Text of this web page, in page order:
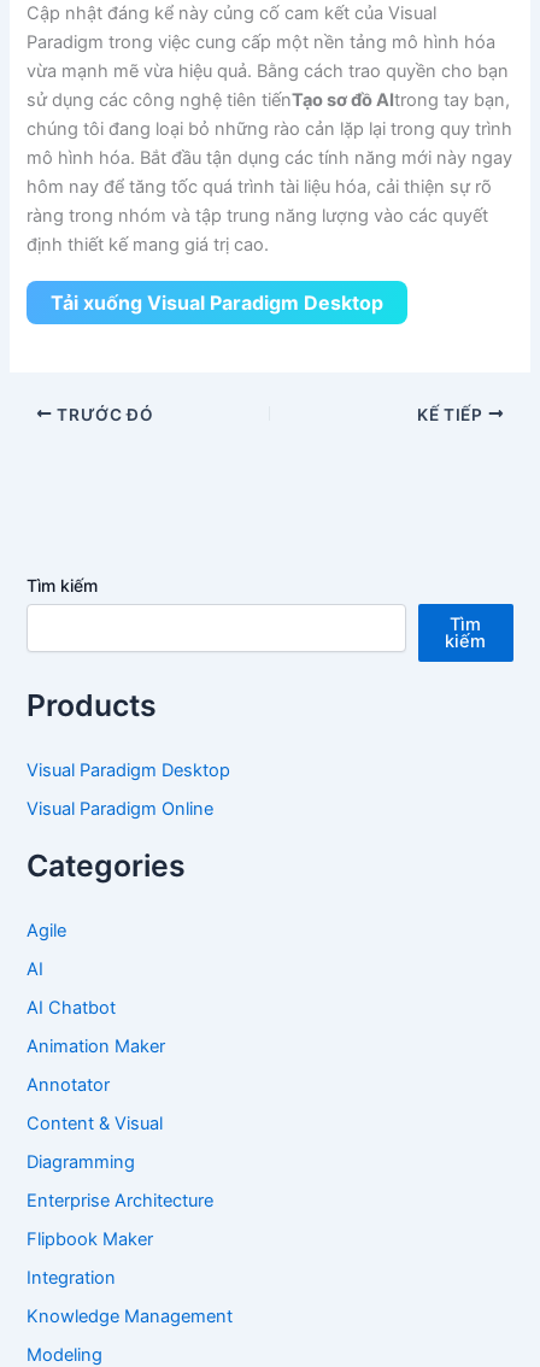
Cập nhật đáng kể này củng cố cam kết của Visual
Paradigm trong việc cung cấp một nền tảng mô hình hóa
vừa mạnh mẽ vừa hiệu quả. Bằng cách trao quyền cho bạn
sử dụng các công nghệ tiên tiếnTạo sơ đồ AItrong tay bạn,
chúng tôi đang loại bỏ những rào cản lặp lại trong quy trình
mô hình hóa. Bắt đầu tận dụng các tính năng mới này ngay
hôm nay để tăng tốc quá trình tài liệu hóa, cải thiện sự rõ
ràng trong nhóm và tập trung năng lượng vào các quyết
định thiết kế mang giá trị cao.
Tải xuống Visual Paradigm Desktop
TRƯỚC ĐÓ KẾ TIẾP
Tìm kiếm
Tìm
kiếm
Products
Visual Paradigm Desktop
Visual Paradigm Online
Categories
Agile
AI
AI Chatbot
Animation Maker
Annotator
Content & Visual
Diagramming
Enterprise Architecture
Flipbook Maker
Integration
Knowledge Management
Modeling